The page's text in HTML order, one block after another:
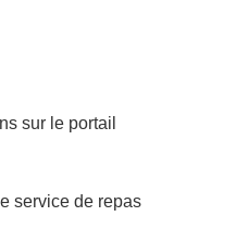
sur le portail
service de repas